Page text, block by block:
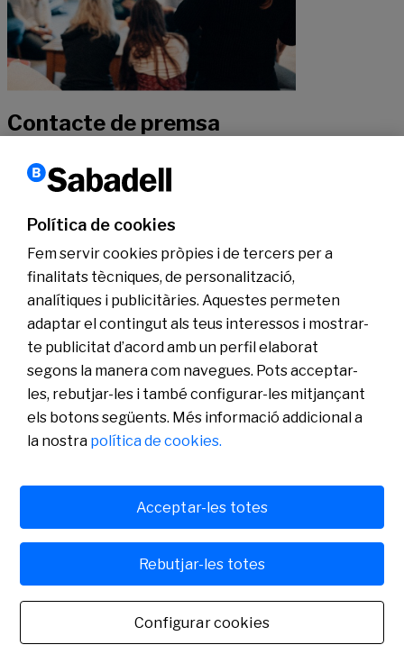
Contacte de premsa
Si vols rebre més informació sobre la nostra actualitat, pots posar-te
Contactar
Coneix-nos
Sala de Premsa
Actualitat
Pla de Pensions d’Ocupació Banc Sabadell
Banco de Sabadell, S.A., Plaça de Sant Roc, núm. 20, 08201 Sabadell, inscrit en el Registre
Mercantil de Barcelona, tom/I.R.U.S. 1000152932861, foli 873, full B-1561, NIF
A08000143. Entitat de crèdit sotmesa a la supervisió del Banc d'Espanya i inscrita en el
Registre administratiu especial amb el número 0081. Per a qualsevol consulta ens pots
contactar. Banc de Sabadell, S.A., 2022. Tots els drets reservats.
Política de cookies
Fem servir cookies pròpies i de tercers per a
finalitats tècniques, de personalització,
analítiques i publicitàries. Aquestes permeten
adaptar el contingut als teus interessos i mostrar-
te publicitat d’acord amb un perfil elaborat
segons la manera com navegues. Pots acceptar-
les, rebutjar-les i també configurar-les mitjançant
els botons següents. Més informació addicional a
la nostra política de cookies.
Configurar cookies
Rebutjar-les totes
Acceptar-les totes